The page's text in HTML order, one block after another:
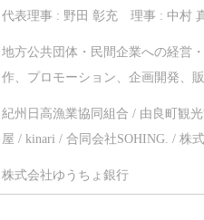
代表理事 : 野田 彰充 理事 : 中村
地方公共団体・民間企業への経営
作、プロモーション、企画開発、
紀州日高漁業協同組合 / 由良町観
屋 / kinari / 合同会社SOHING. / 株
株式会社ゆうちょ銀行